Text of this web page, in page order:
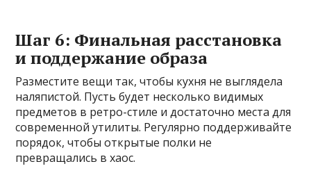
Шаг 6: Финальная расстановка
и поддержание образа
Разместите вещи так, чтобы кухня не выглядела
наляпистой. Пусть будет несколько видимых
предметов в ретро-стиле и достаточно места для
современной утилиты. Регулярно поддерживайте
порядок, чтобы открытые полки не
превращались в хаос.